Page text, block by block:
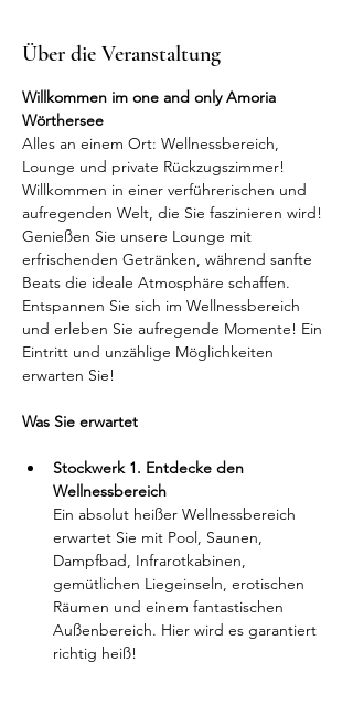
Über die Veranstaltung
Willkommen im one and only Amoria
Wörthersee
Alles an einem Ort: Wellnessbereich,
Lounge und private Rückzugszimmer!
Willkommen in einer verführerischen und
aufregenden Welt, die Sie faszinieren wird!
Genießen Sie unsere Lounge mit
erfrischenden Getränken, während sanfte
Beats die ideale Atmosphäre schaffen.
Entspannen Sie sich im Wellnessbereich
und erleben Sie aufregende Momente! Ein
Eintritt und unzählige Möglichkeiten
erwarten Sie!
Was Sie erwartet
Stockwerk 1. Entdecke den
Wellnessbereich
Ein absolut heißer Wellnessbereich
erwartet Sie mit Pool, Saunen,
Dampfbad, Infrarotkabinen,
gemütlichen Liegeinseln, erotischen
Räumen und einem fantastischen
Außenbereich. Hier wird es garantiert
richtig heiß!